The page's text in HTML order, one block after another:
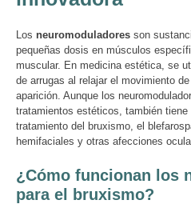
Los neuromoduladores son
pequeñas dosis en músculos
muscular. En medicina estética, se
de arrugas al relajar el movimiento
aparición. Aunque los
tratamientos estéticos, también
tratamiento del bruxismo, el
hemifaciales y otras afecciones
¿Cómo funcionan los
para el bruxismo?